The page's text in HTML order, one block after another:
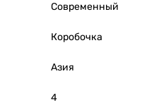
Современный
Коробочка
Азия
4